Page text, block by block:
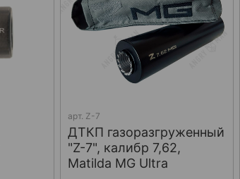
арт. Z-7
ДТКП газоразгруженный
"Z-7", калибр 7,62,
Matilda MG Ultra